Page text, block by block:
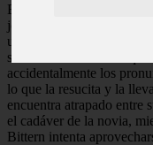
El cadáver de la novia
joven tímido y torpe que
una joven de buena
se encuentra en el
accidentalmente los
lo que la resucita y la
encuentra atrapado
el cadáver de la novia,
Bittern intenta